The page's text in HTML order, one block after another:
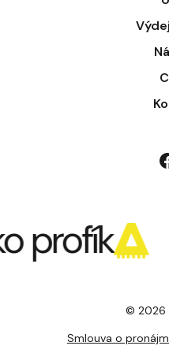
profík
© 2026
Smlouva o